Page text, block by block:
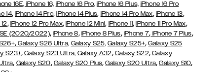
16E, iPhone 16, iPhone 16 Pro, iPhone 16 Plus, iPhone 16 Pro
14,iPhone 14 Pro,iPhone 14 Plus, iPhone 14 Pro Max, iPhone 13,
, iPhone 12 Pro Max,iPhone 12 Mini, iPhone 11,iPhone 11 Pro Max,
SE (2020/2022),iPhone 8, iPhone 8 Plus, iPhone 7, iPhone 7 Plus,
,Galaxy S26 Ultra, Galaxy S25, Galaxy S25+,Galaxy S25
S23+,Galaxy S23 Ultra, Galaxy A32, Galaxy S22,Galaxy
, Galaxy S20, Galaxy S20 Plus,Galaxy S20 Ultra,Galaxy S10,